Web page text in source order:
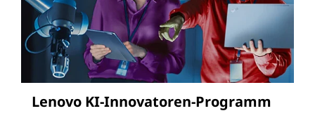
Lenovo KI-Innovatoren-Programm